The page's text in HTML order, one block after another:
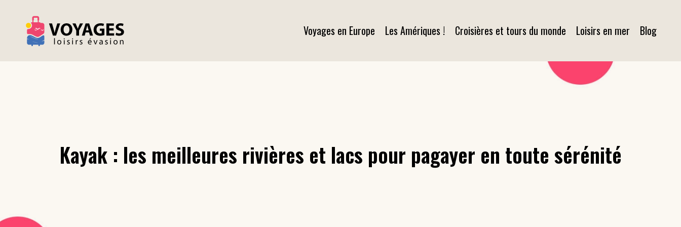
Voyages en Europe Les Amériques ! Croisières et tours du monde Loisirs en mer Blog
Kayak : les meilleures rivières et lacs pour pagayer en toute sérénité